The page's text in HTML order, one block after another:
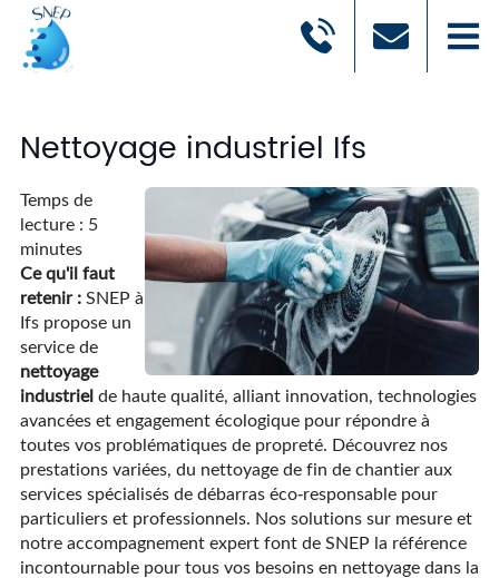
Nettoyage industriel Ifs
Temps de
lecture : 5
minutes
Ce qu'il faut
retenir :SNEP à
Ifs propose un
service de
nettoyage
industrielde haute qualité, alliant innovation, technologies
avancées et engagement écologique pour répondre à
toutes vos problématiques de propreté. Découvrez nos
prestations variées, du nettoyage de fin de chantier aux
services spécialisés de débarras éco-responsable pour
particuliers et professionnels. Nos solutions sur mesure et
notre accompagnement expert font de SNEP la référence
incontournable pour tous vos besoins en nettoyage dans la